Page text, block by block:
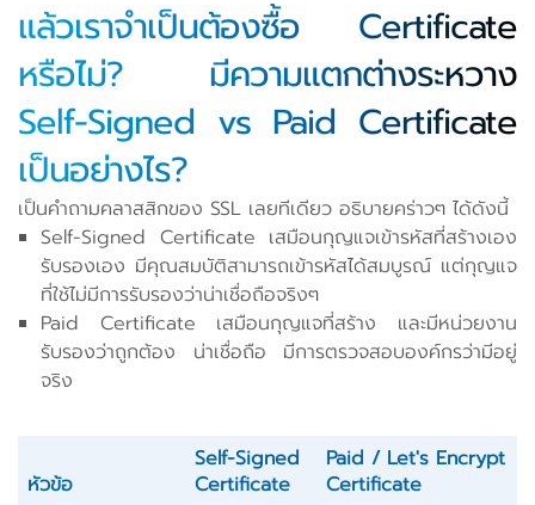
แล้วเราจำเป็นต้องซื้อ Certificate
หรือไม่? มีความแตกต่างระหวาง
Self-Signed vs Paid Certificate
เป็นอย่างไร?
เป็นคำถามคลาสสิกของ SSL เลยทีเดียว อธิบายคร่าวๆ ได้ดังนี้
Self-Signed Certificate เสมือนกุญแจเข้ารหัสที่สร้างเอง
รับรองเอง มีคุณสมบัติสามารถเข้ารหัสได้สมบูรณ์ แต่กุญแจ
ที่ใช้ไม่มีการรับรองว่าน่าเชื่อถือจริงๆ
Paid Certificate เสมือนกุญแจที่สร้าง และมีหน่วยงาน
รับรองว่าถูกต้อง น่าเชื่อถือ มีการตรวจสอบองค์กรว่ามีอยู่
จริง
หัวข้อ
Self-Signed
Certificate
Paid / Let's Encrypt
Certificate